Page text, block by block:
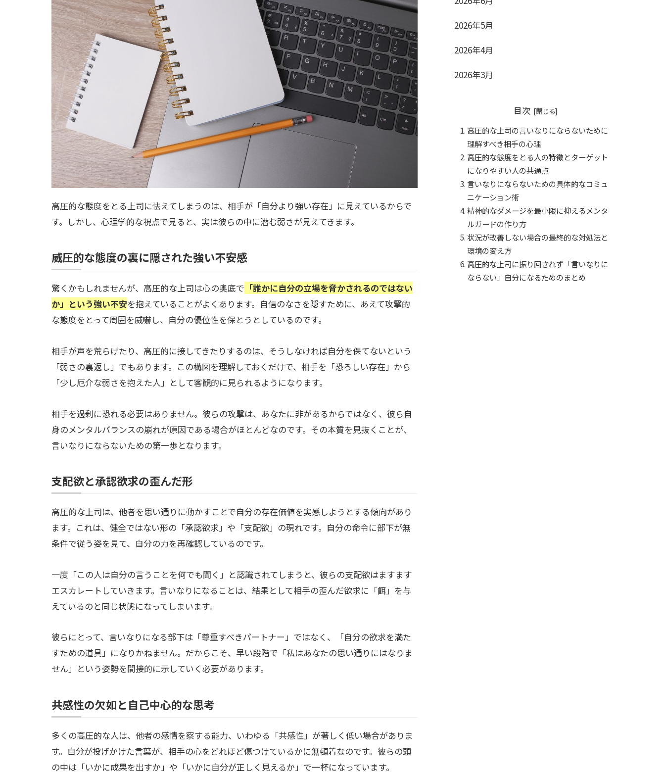
高圧的な態度をとる上司に怯えてしまうのは、相手が「自分より強い存在」に見えているからで
す。しかし、心理学的な視点で見ると、実は彼らの中に潜む弱さが見えてきます。
威圧的な態度の裏に隠された強い不安感
驚くかもしれませんが、高圧的な上司は心の奥底で 「誰かに自分の立場を脅かされるのではない
か」という強い不安を抱えていることがよくあります。自信のなさを隠すために、あえて攻撃的
な態度をとって周囲を威嚇し、自分の優位性を保とうとしているのです。
相手が声を荒らげたり、高圧的に接してきたりするのは、そうしなければ自分を保てないという
「弱さの裏返し」でもあります。この構図を理解しておくだけで、相手を「恐ろしい存在」から
「少し厄介な弱さを抱えた人」として客観的に見られるようになります。
相手を過剰に恐れる必要はありません。彼らの攻撃は、あなたに非があるからではなく、彼ら自
身のメンタルバランスの崩れが原因である場合がほとんどなのです。その本質を見抜くことが、
言いなりにならないための第一歩となります。
支配欲と承認欲求の歪んだ形
高圧的な上司は、他者を思い通りに動かすことで自分の存在価値を実感しようとする傾向があり
ます。これは、健全ではない形の「承認欲求」や「支配欲」の現れです。自分の命令に部下が無
条件で従う姿を見て、自分の力を再確認しているのです。
一度「この人は自分の言うことを何でも聞く」と認識されてしまうと、彼らの支配欲はますます
エスカレートしていきます。言いなりになることは、結果として相手の歪んだ欲求に「餌」を与
えているのと同じ状態になってしまいます。
彼らにとって、言いなりになる部下は「尊重すべきパートナー」ではなく、「自分の欲求を満た
すための道具」になりかねません。だからこそ、早い段階で「私はあなたの思い通りにはなりま
せん」という姿勢を間接的に示していく必要があります。
共感性の欠如と自己中心的な思考
多くの高圧的な人は、他者の感情を察する能力、いわゆる「共感性」が著しく低い場合がありま
す。自分が投げかけた言葉が、相手の心をどれほど傷つけているかに無頓着なのです。彼らの頭
の中は「いかに成果を出すか」や「いかに自分が正しく見えるか」で一杯になっています。
2026年5月
2026年4月
2026年3月
目次
高圧的な上司の言いなりにならないために
理解すべき相手の心理
高圧的な態度をとる人の特徴とターゲット
になりやすい人の共通点
言いなりにならないための具体的なコミュ
ニケーション術
精神的なダメージを最小限に抑えるメンタ
ルガードの作り方
状況が改善しない場合の最終的な対処法と
環境の変え方
高圧的な上司に振り回されず「言いなりに
ならない」自分になるためのまとめ